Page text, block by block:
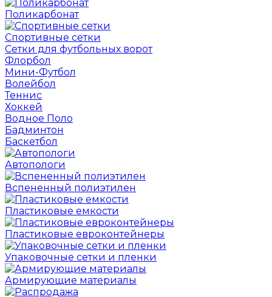
Поликарбонат
Спортивные сетки
Сетки для футбольных ворот
Флорбол
Мини-Футбол
Волейбол
Теннис
Хоккей
Водное Поло
Бадминтон
Баскетбол
Автопологи
Вспененный полиэтилен
Пластиковые емкости
Пластиковые евроконтейнеры
Упаковочные сетки и пленки
Армирующие материалы